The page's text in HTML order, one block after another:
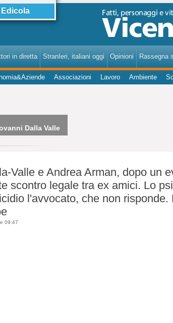
in diretta StranIeri, italiani oggi Opinioni Rassegna
Associazioni Lavoro Ambiente
Dalla Valle
Valle e Andrea Arman, dopo un
scontro legale tra ex amici. Lo
l'avvocato, che non risponde.
09:47